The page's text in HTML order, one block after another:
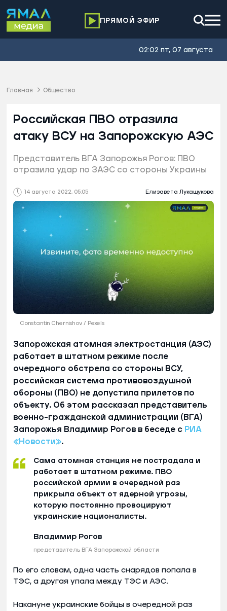
ПРЯМОЙ ЭФИР
02:02 пт, 07 августа
Главная Общество
14 августа 2022, 05:05 Елизавета Лукащукова
Российская ПВО отразила
атаку ВСУ на Запорожскую АЭС
Представитель ВГА Запорожья Рогов: ПВО
отразила удар по ЗАЭС со стороны Украины
Constantin Chernishov / Pexels
Запорожская атомная электростанция (АЭС)
работает в штатном режиме после
очередного обстрела со стороны ВСУ,
российская система противовоздушной
обороны (ПВО) не допустила прилетов по
объекту. Об этом рассказал представитель
военно-гражданской администрации (ВГА)
Запорожья Владимир Рогов в беседе с РИА
«Новости».
Сама атомная станция не пострадала и
работает в штатном режиме. ПВО
российской армии в очередной раз
прикрыла объект от ядерной угрозы,
которую постоянно провоцируют
украинские националисты.
Владимир Рогов
представитель ВГА Запорожской области
По его словам, одна часть снарядов попала в
ТЭС, а другая упала между ТЭС и АЭС.
Накануне украинские бойцы в очередной раз